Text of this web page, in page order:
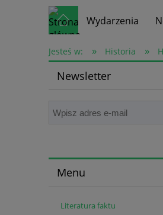
Wydarzenia
Skup książek
Jesteś w: » Historia »
Newsletter
Menu
Literatura faktu